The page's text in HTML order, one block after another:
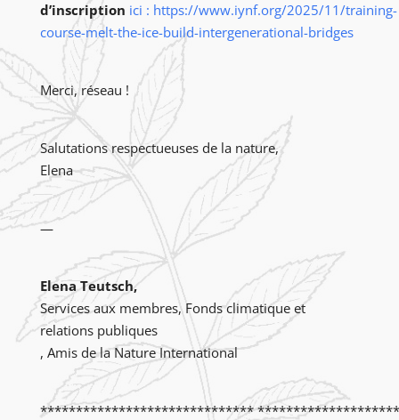
d’inscription ici : https://www.iynf.org/2025/11/training-
course-melt-the-ice-build-intergenerational-bridges
Merci, réseau !
Salutations respectueuses de la nature,
Elena
—
Elena Teutsch,
Services aux membres, Fonds climatique et
relations publiques
, Amis de la Nature International
******************************